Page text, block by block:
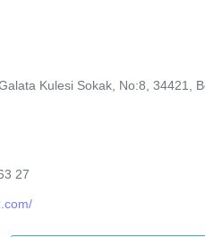
Kulesi Sokak, No:8, 34421,
27